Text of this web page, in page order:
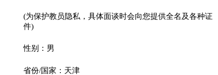
(为保护教员隐私，具体面谈时会向您提供全名及各种证
件)
性别：男
省份/国家：天津